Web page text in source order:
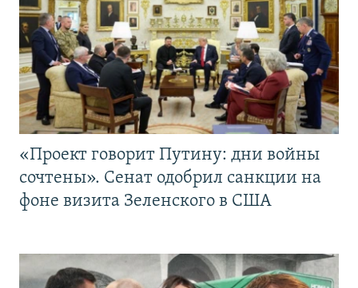
«Проект говорит Путину: дни войны
сочтены». Сенат одобрил санкции на
фоне визита Зеленского в США